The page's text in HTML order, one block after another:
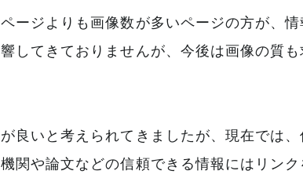
ージよりも画像数が多いページの方が、
してきておりませんが、今後は画像の質
良いと考えられてきましたが、現在では
関や論文などの信頼できる情報にはリン